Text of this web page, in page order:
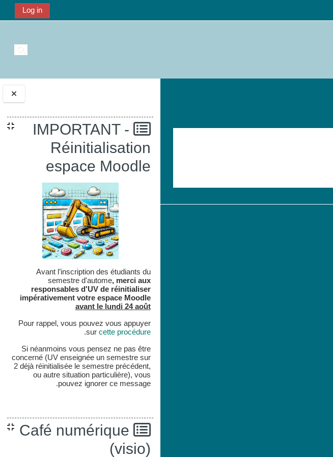
الكتلIMPORTANT -
Réinitialisation
espace Moodle
Avant l’inscription des étudiants du
semestre d'autome, merci aux
responsables d'UV de réinitialiser
impérativement votre espace Moodle
avant le lundi 24 août
Pour rappel, vous pouvez vous appuyer
sur cette procédure
.
Si néanmoins vous pensez ne pas être
concerné (UV enseignée un semestre sur
2 déjà réinitialisée le semestre précédent,
ou autre situation particulière), vous
pouvez ignorer ce message.
Café numérique
(visio)
Log in
تبديل